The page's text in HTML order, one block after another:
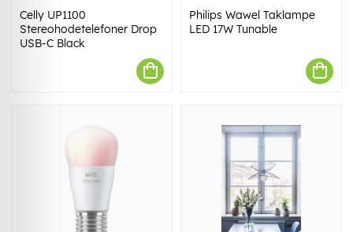
Celly UP1100
Stereohodetelefoner Drop
USB-C Black
Philips Wawel Taklampe
LED 17W Tunable